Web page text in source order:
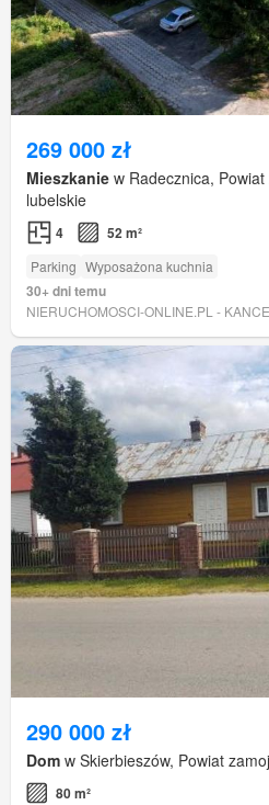
269 000 zł
Mieszkanie w Radecznica,
lubelskie
4 52 m²
Parking Wyposażona kuchnia
30+ dni temu
290 000 zł
Dom w Skierbieszów, Powiat
80 m²